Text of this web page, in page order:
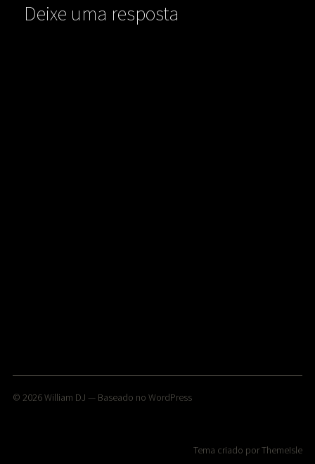
Deixe uma resposta
© 2026William DJ — Baseado no WordPress
Tema criado porThemeIsle